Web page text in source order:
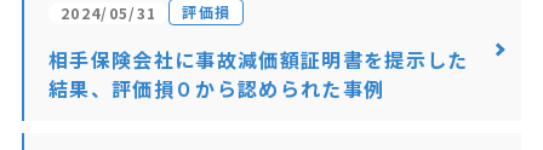
2024/05/31 評価損
相手保険会社に事故減価額証明書を提示した
結果、評価損０から認められた事例